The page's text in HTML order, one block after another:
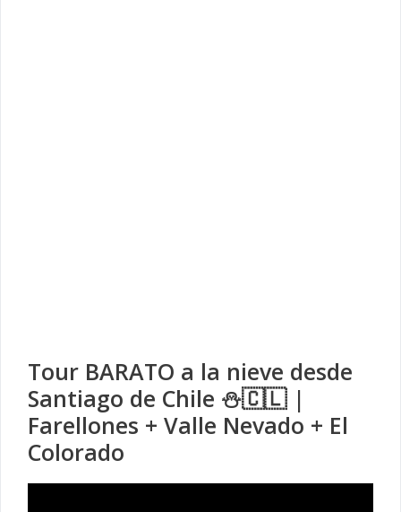
Tour BARATO a la nieve desde
Santiago de Chile ⛄🇨🇱 |
Farellones + Valle Nevado + El
Colorado